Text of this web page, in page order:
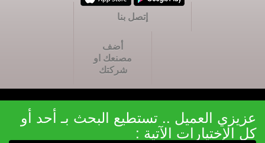
إتصل بنا
أضف
مصنعك او
شركتك
عزيزي العميل .. تستطيع البحث بـ أحد أو
كل الإختيارات الآتية :